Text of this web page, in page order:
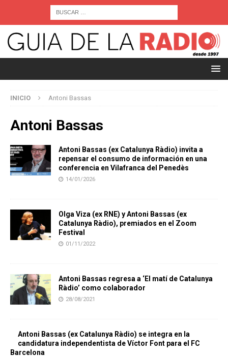
INICIO Antoni Bassas
Antoni Bassas
Antoni Bassas (ex Catalunya Ràdio) invita a
repensar el consumo de información en una
conferencia en Vilafranca del Penedès
14/01/2026
Olga Viza (ex RNE) y Antoni Bassas (ex
Catalunya Ràdio), premiados en el Zoom
Festival
01/11/2022
Antoni Bassas regresa a ‘El matí de Catalunya
Ràdio’ como colaborador
28/08/2021
Antoni Bassas (ex Catalunya Ràdio) se integra en la
candidatura independentista de Víctor Font para el FC
Barcelona